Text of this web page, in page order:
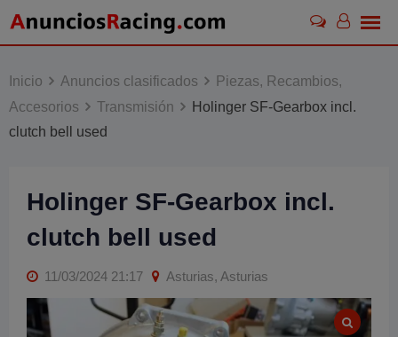
Skip
Inicio
Anuncios clasificados
Piezas, Recambios,
Accesorios
Transmisión
Holinger SF-Gearbox incl.
clutch bell used
Holinger SF-Gearbox incl.
clutch bell used
11/03/2024 21:17 Asturias, Asturias